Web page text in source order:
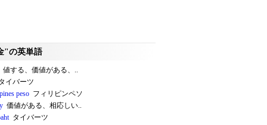
"の英単語
値する、価値がある、..
イバーツ
peso フィリピンペソ
価値がある、相応しい..
タイバーツ